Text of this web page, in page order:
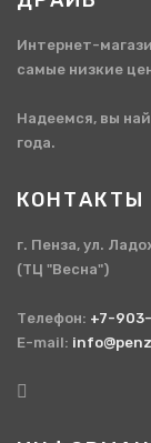
Интернет-
самые низкие
Надеемся, вы
года.
КОНТАКТЫ
г. Пенза, ул.
(ТЦ "Весна")
Телефон: +7-
E-mail: